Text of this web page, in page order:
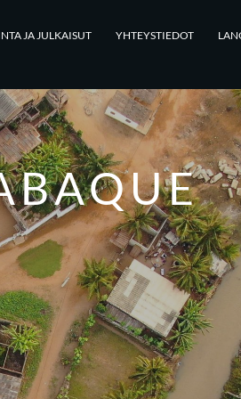
JA JULKAISUT YHTEYSTIEDOT